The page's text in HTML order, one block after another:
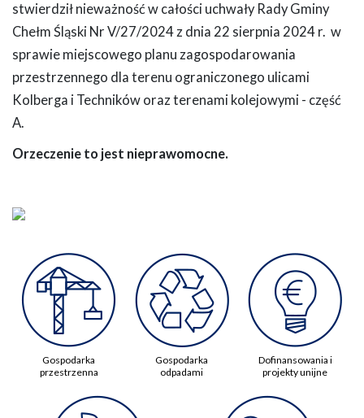
stwierdził nieważność w całości uchwały Rady Gminy
Chełm Śląski Nr V/27/2024 z dnia 22 sierpnia 2024 r. w
sprawie miejscowego planu zagospodarowania
przestrzennego dla terenu ograniczonego ulicami
Kolberga i Techników oraz terenami kolejowymi - część
A.
Orzeczenie to jest nieprawomocne.
Gospodarka
przestrzenna
Gospodarka
odpadami
Dofinansowania i
projekty unijne